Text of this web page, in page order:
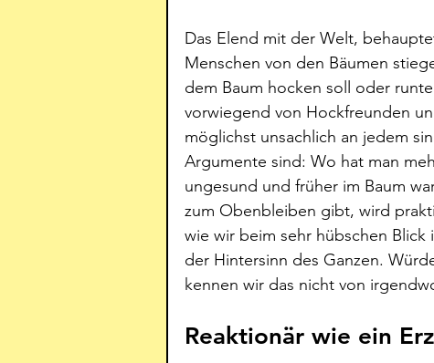
Das Elend mit der Welt,
Menschen von den Bäumen
dem Baum hocken soll oder
vorwiegend von Hockfreunden
möglichst unsachlich an jedem
Argumente sind: Wo hat man
ungesund und früher im Baum
zum Obenbleiben gibt, wird
wie wir beim sehr hübschen
der Hintersinn des Ganzen.
kennen wir das nicht von
Reaktionär wie ein